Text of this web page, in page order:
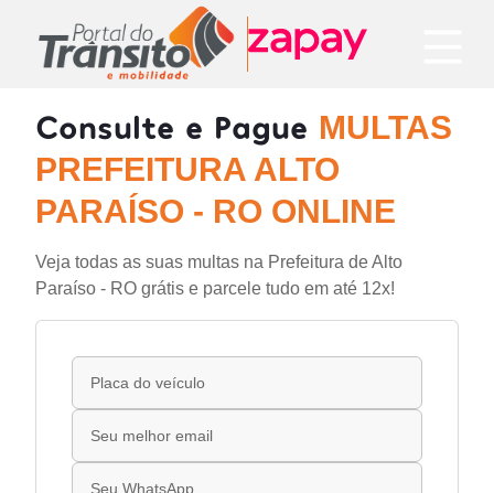
Consulte e Pague MULTAS
PREFEITURA ALTO
PARAÍSO - RO ONLINE
Veja todas as suas multas na Prefeitura de Alto
Paraíso - RO grátis e parcele tudo em até 12x!